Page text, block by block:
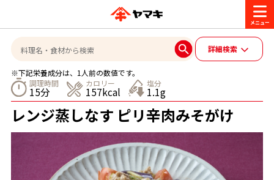
商品情報
ブランド一覧
レシピ
おいしいレシピを探す
おいしいレシピトップ
かつお節・だしを楽しむ
かつお節・だしを知る
CM・キャンペーン
詳細検索
※下記栄養成分は、1人前の数値です。
調理時間
15分
カロリー
157kcal
塩分
1.1g
レンジ蒸しなす ピリ辛肉みそがけ